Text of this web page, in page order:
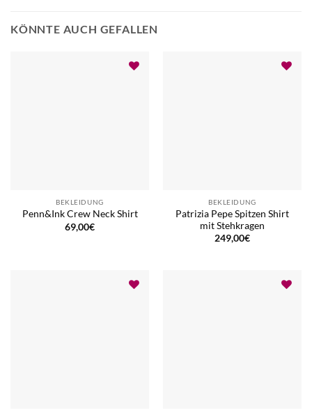
KÖNNTE AUCH GEFALLEN
BEKLEIDUNG
Penn&Ink Crew Neck Shirt
69,00€
BEKLEIDUNG
Patrizia Pepe Spitzen Shirt
mit Stehkragen
249,00€